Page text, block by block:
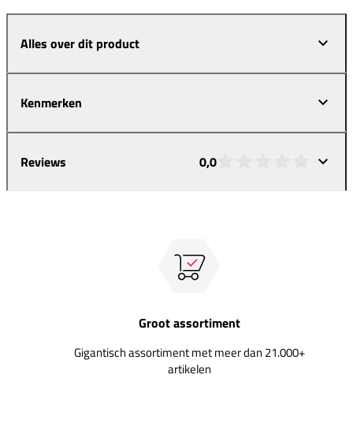
Alles over dit product
Kenmerken
Reviews 0,0
Groot assortiment
Gigantisch assortiment met meer dan 21.000+
artikelen